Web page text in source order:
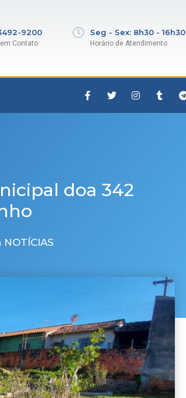
9200
Contato
Seg - Sex: 8h30 - 16h30
Horário de Atendimento
doa 342